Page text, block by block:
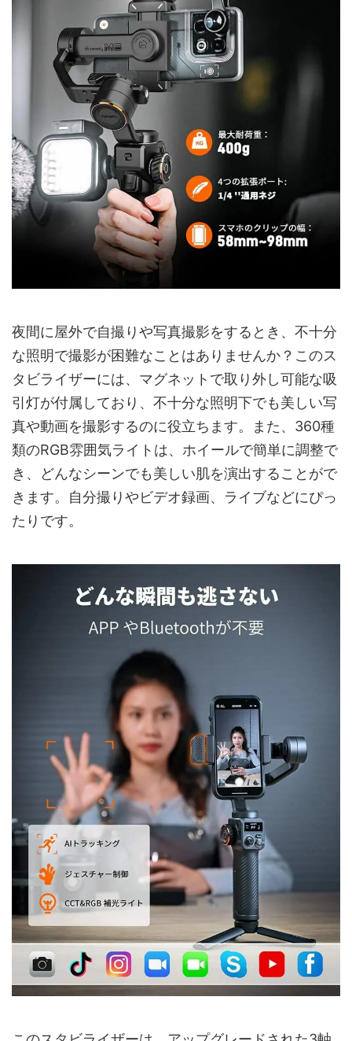
夜間に屋外で自撮りや写真撮影をするとき、不十分
な照明で撮影が困難なことはありませんか？このス
タビライザーには、マグネットで取り外し可能な吸
引灯が付属しており、不十分な照明下でも美しい写
真や動画を撮影するのに役立ちます。また、360種
類のRGB雰囲気ライトは、ホイールで簡単に調整で
き、どんなシーンでも美しい肌を演出することがで
きます。自分撮りやビデオ録画、ライブなどにぴっ
たりです。